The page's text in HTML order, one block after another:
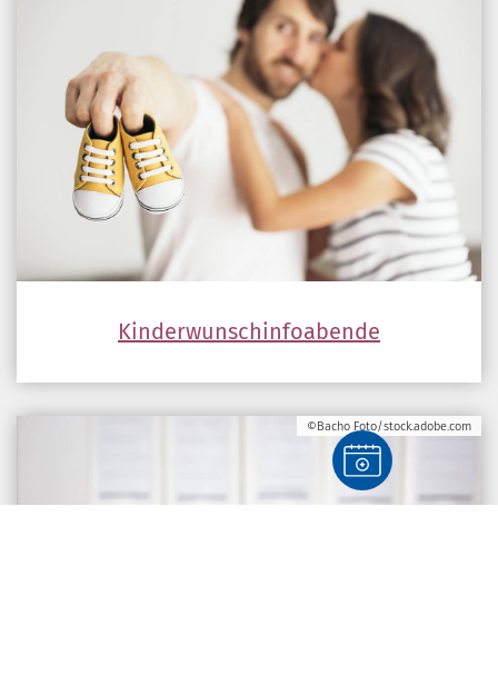
Kinderwunschinfoabende
©Bacho Foto/stock.adobe.com